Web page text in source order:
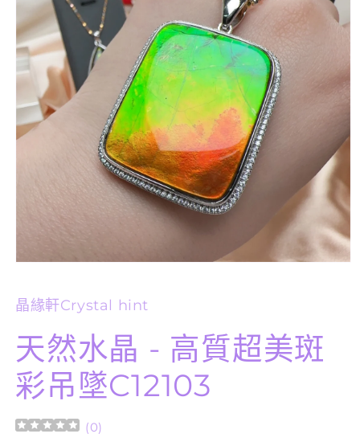
動
視
中
開
啟
多
體
晶緣軒Crystal hint
天然水晶 - 高質超美斑
彩吊墜C12103
(0)